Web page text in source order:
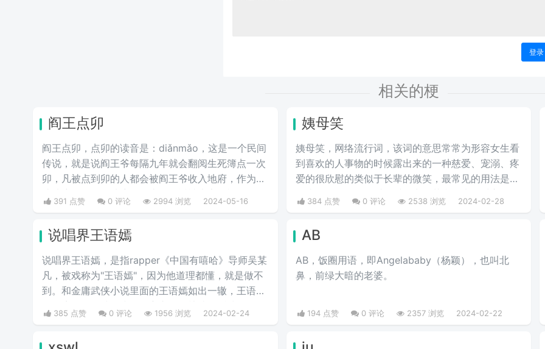
登录
相关的梗
阎王点卯
阎王点卯，点卯的读音是：diǎnmǎo，这是一个民间
传说，就是说阎王爷每隔九年就会翻阅生死簿点一次
卯，凡被点到卯的人都会被阎王爷收入地府，作为一
式完美的演绎了出来。
391 点赞 0 评论 2994 浏览 2024-05-16
姨母笑
姨母笑，网络流行词，该词的意思常常为形容女生看
到喜欢的人事物的时候露出来的一种慈爱、宠溺、疼
爱的很欣慰的类似于长辈的微笑，最常见的用法是看
爱很招人喜欢。简单说来就是当花痴女‌‌‌‌‌‌生看到小鲜肉
母”这个词是用来调侃女生的年长。
384 点赞 0 评论 2538 浏览 2024-02-28
说唱界王语嫣
说唱界王语嫣，是指rapper《中国有嘻哈》导师吴某
凡，被戏称为"王语嫣"，因为他道理都懂，就是做不
到。和金庸武侠小说里面的王语嫣如出一辙，王语嫣
笈，能看得出各个门派的武功招式，是一位武学理论
385 点赞 0 评论 1956 浏览 2024-02-24
AB
AB，饭圈用语，即Angelababy（杨颖），也叫北
鼻，前绿大暗的老婆。​
194 点赞 0 评论 2357 浏览 2024-02-22